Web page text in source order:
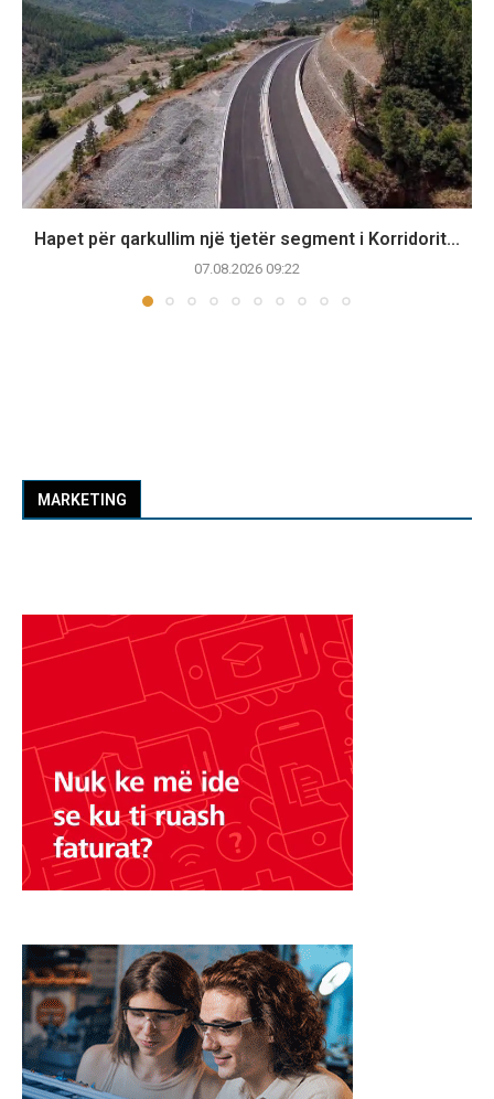
Hapet për qarkullim një tjetër segment i Korridorit...
07.08.2026 09:22
MARKETING